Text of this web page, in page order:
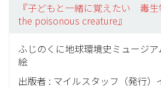
『子どもと一緒に覚えたい 毒
the poisonous creature』
ふじのくに地球環境史ミュージ
絵
出版者 : マイルスタッフ（発行）